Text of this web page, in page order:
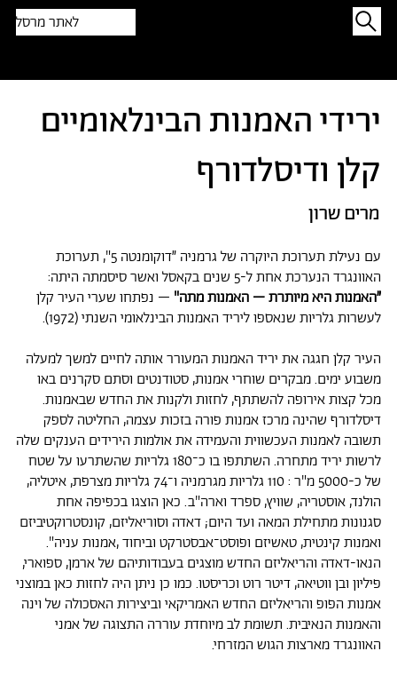
לאתר מרסל
עם נעילת תערוכת היוקרה של גרמניה ״דוקומנטה 5", תערוכת
האוונגרד הנערכת אחת ל-5 שנים בקאסל ואשר סיסמתה היתה:
״האמנות היא מיותרת – האמנות מתה" – נפתחו שערי העיר קלן
לעשרות גלריות שנאספו ליריד האמנות הבינלאומי השנתי (1972).
העיר קלן חגגה את יריד האמנות המעורר אותה לחיים למשך למעלה
משבוע ימים. מבקרים שוחרי אמנות, סטודנטים וסתם סקרנים באו
מכל קצות אירופה להשתתף, לחזות ולקנות את החדש שבאמנות.
דיסלדורף שהינה מרכז אמנות פורה בזכות עצמה, החליטה לספק
תשובה לאמנות העכשווית והעמידה את אולמות הירידים הענקים שלה
לרשות יריד מתחרה. השתתפו בו כ־180 גלריות שהשתרעו על שטח
של כ-5000 מ"ר : 110 גלריות מגרמניה ו־74 גלריות מצרפת, איטליה,
הולנד, אוסטריה, שוויץ, ספרד וארה"ב. כאן הוצגו בכפיפה אחת
סגנונות מתחילת המאה ועד היום; דאדה וסוריאליזם, קונסטרוקטיביזם
ואמנות קינטית, טאשיזם ופוסט־אבסטרקט וביחוד ,אמנות עניה".
הנאו-דאדה והריאליזם החדש מוצגים בעבודותיהם של ארמן, ספוארי,
פיליון ובן ווטיאה, דיטר רוט וכריסטו. כמו כן ניתן היה לחזות כאן במוצני
אמנות הפופ והריאליזם החדש האמריקאי וביצירות האסכולה של וינה
והאמנות הנאיבית. תשומת לב מיוחדת עוררה התצוגה של אמני
האוונגרד מארצות הגוש המזרחי.
ירידי האמנות הבינלאומיים
קלן ודיסלדורף
מרים שרון